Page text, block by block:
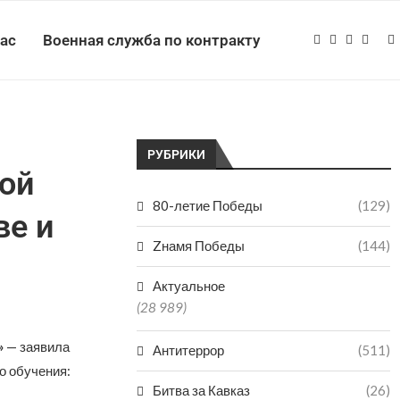
Военная служба по контракту
и
— заявила
обучения:
РУБРИКИ
80-летие Победы (129)
Zнамя Победы (144)
Актуальное
(28 989)
Антитеррор (511)
Битва за Кавказ (26)